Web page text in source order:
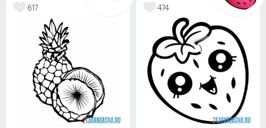
617 474